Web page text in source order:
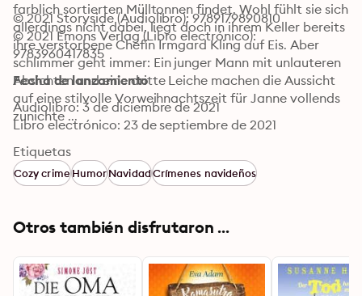
farblich sortierten Mülltonnen findet. Wohl fühlt sie sich
allerdings nicht dabei, liegt doch in ihrem Keller bereits
ihre verstorbene Chefin Irmgard Kling auf Eis. Aber
schlimmer geht immer: Ein junger Mann mit unlauteren
Absichten und eine dritte Leiche machen die Aussicht
auf eine stilvolle Vorweihnachtszeit für Janne vollends
zunichte ...
Kling und Glöckchen. Ein Weihnachtskrimi von Elke
Pistor © Emons Verlag GmbH 2021
© 2021 Storyside (Audiolibro): 9789179890810
© 2021 Emons Verlag (Libro electrónico):
9783960417835
Fecha de lanzamiento
Audiolibro: 3 de diciembre de 2021
Libro electrónico: 23 de septiembre de 2021
Etiquetas
Cozy crimeHumorNavidadCrímenes navideños
Otros también disfrutaron ...